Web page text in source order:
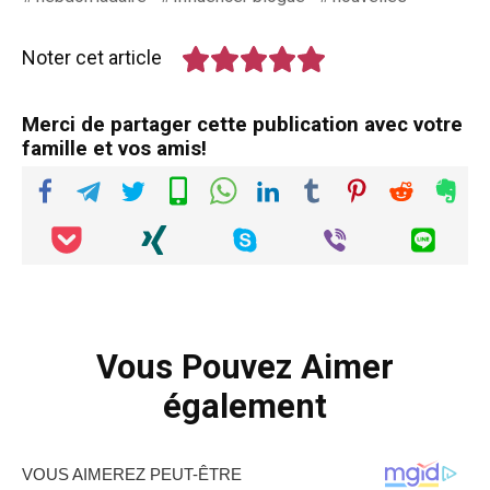
Noter cet article
Merci de partager cette publication avec votre
famille et vos amis!
Vous Pouvez Aimer
également